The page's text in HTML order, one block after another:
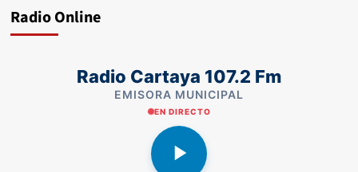
Radio Online
Radio Cartaya 107.2 Fm
EMISORA MUNICIPAL
EN DIRECTO